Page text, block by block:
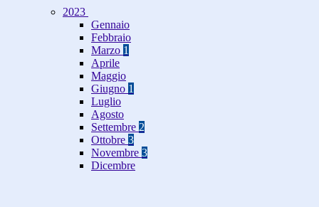
2023
Gennaio
Febbraio
Marzo 1
Aprile
Maggio
Giugno 1
Luglio
Agosto
Settembre 2
Ottobre 3
Novembre 3
Dicembre